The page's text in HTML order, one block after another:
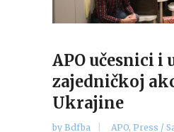
APO učesnici i
zajedničkoj
Ukrajine
by Bdfba APO, Press /